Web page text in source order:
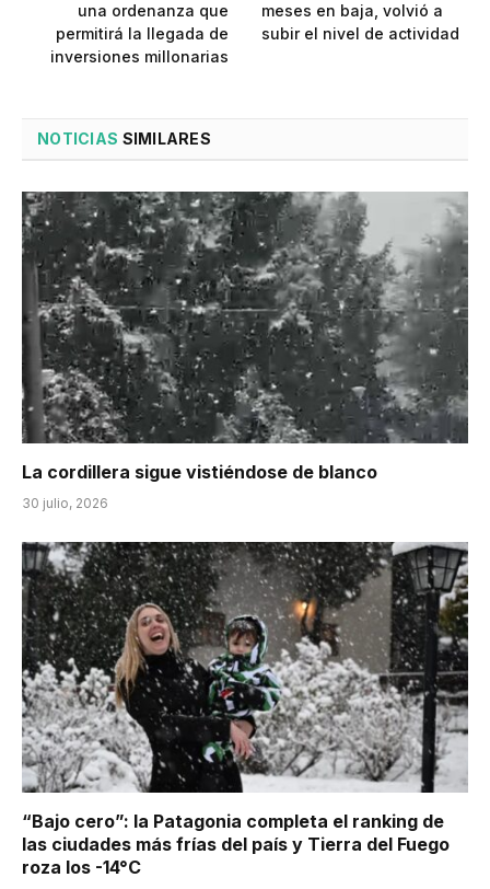
una ordenanza que
permitirá la llegada de
inversiones millonarias
meses en baja, volvió a
subir el nivel de actividad
NOTICIAS SIMILARES
La cordillera sigue vistiéndose de blanco
30 julio, 2026
“Bajo cero”: la Patagonia completa el ranking de
las ciudades más frías del país y Tierra del Fuego
roza los -14°C